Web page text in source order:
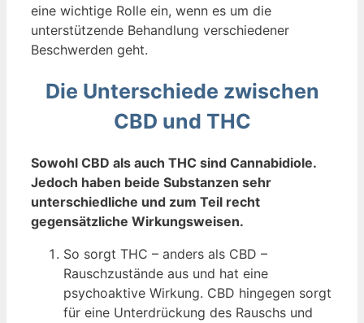
eine wichtige Rolle ein, wenn es um die
unterstützende Behandlung verschiedener
Beschwerden geht.
Die Unterschiede zwischen
CBD und THC
Sowohl CBD als auch THC sind Cannabidiole.
Jedoch haben beide Substanzen sehr
unterschiedliche und zum Teil recht
gegensätzliche Wirkungsweisen.
So sorgt THC – anders als CBD –
Rauschzustände aus und hat eine
psychoaktive Wirkung. CBD hingegen sorgt
für eine Unterdrückung des Rauschs und